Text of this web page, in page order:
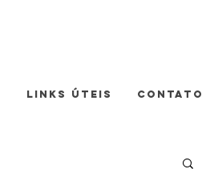
LINKS ÚTEIS CONTATO